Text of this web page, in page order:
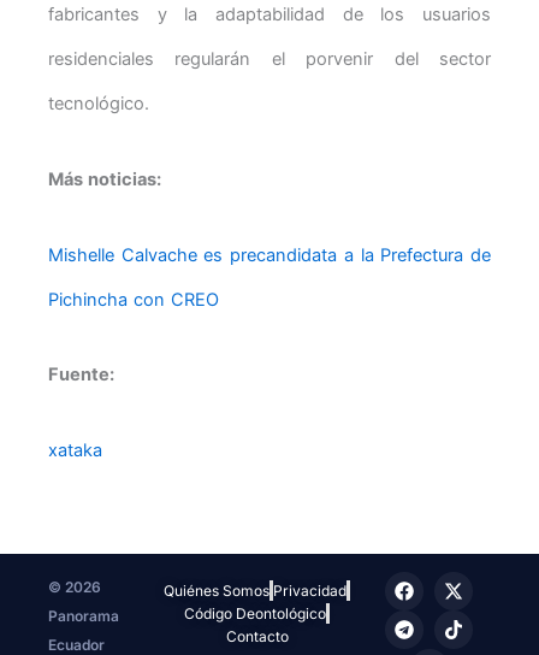
fabricantes y la adaptabilidad de los usuarios
residenciales regularán el porvenir del sector
tecnológico.
Más noticias:
Mishelle Calvache es precandidata a la Prefectura de
Pichincha con CREO
Fuente:
xataka
© 2026
Panorama
Ecuador
Quiénes Somos Privacidad
Código Deontológico
Contacto
F
a
c
e
X
-
t
w
T
e
l
e
T
i
k
t